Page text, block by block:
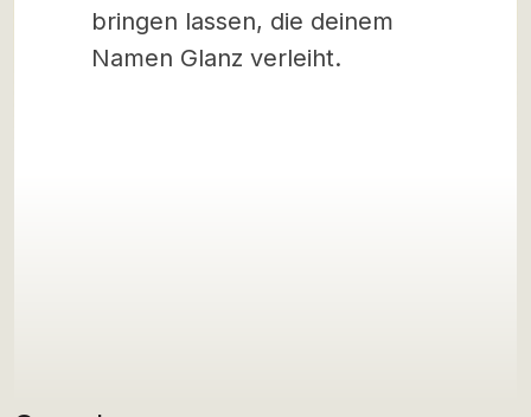
bringen lassen, die deinem
Namen Glanz verleiht.